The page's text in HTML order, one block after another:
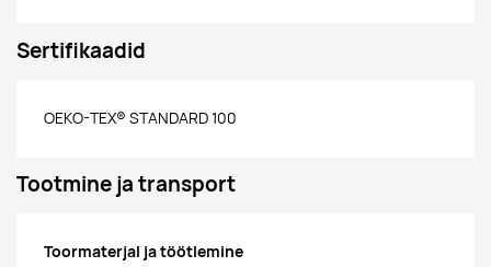
Sertifikaadid
OEKO-TEX® STANDARD 100
Tootmine ja transport
Toormaterjal ja töötlemine